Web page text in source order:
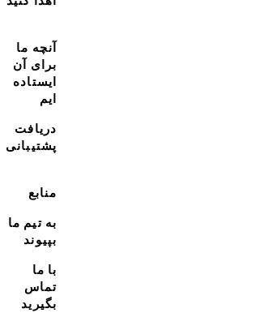
آنچه ما
برای آن
ایستاده
ایم
دریافت
پشتیبانی
منابع
به تیم ما
بپیوند
با ما
تماس
بگیرید